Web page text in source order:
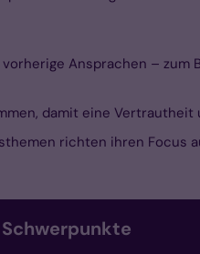
Ansprachen – zum
damit eine
richten ihren Focus
Schwerpunkte